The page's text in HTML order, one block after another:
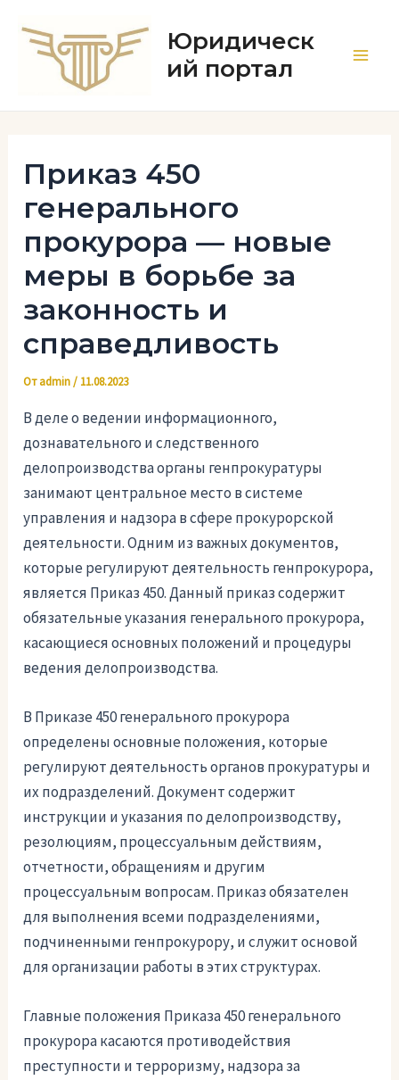
содержимому
Юридическ
ий портал
Приказ 450
генерального
прокурора — новые
меры в борьбе за
законность и
справедливость
Отadmin/ 11.08.2023
В деле о ведении информационного,
дознавательного и следственного
делопроизводства органы генпрокуратуры
занимают центральное место в системе
управления и надзора в сфере прокурорской
деятельности. Одним из важных документов,
которые регулируют деятельность генпрокурора,
является Приказ 450. Данный приказ содержит
обязательные указания генерального прокурора,
касающиеся основных положений и процедуры
ведения делопроизводства.
В Приказе 450 генерального прокурора
определены основные положения, которые
регулируют деятельность органов прокуратуры и
их подразделений. Документ содержит
инструкции и указания по делопроизводству,
резолюциям, процессуальным действиям,
отчетности, обращениям и другим
процессуальным вопросам. Приказ обязателен
для выполнения всеми подразделениями,
подчиненными генпрокурору, и служит основой
для организации работы в этих структурах.
Главные положения Приказа 450 генерального
прокурора касаются противодействия
преступности и терроризму, надзора за